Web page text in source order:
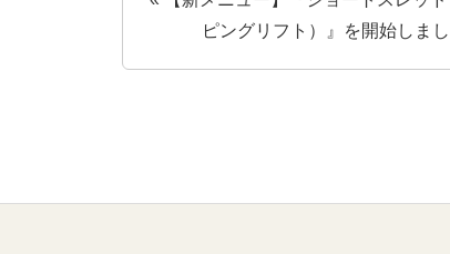
ピングリフト）』を開始しま